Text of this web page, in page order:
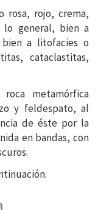
rosa, rojo, crema,
lo general, bien a
a litofacies o
cataclastitas,
metamórfica
y feldespato, al
de éste por la
en bandas, con